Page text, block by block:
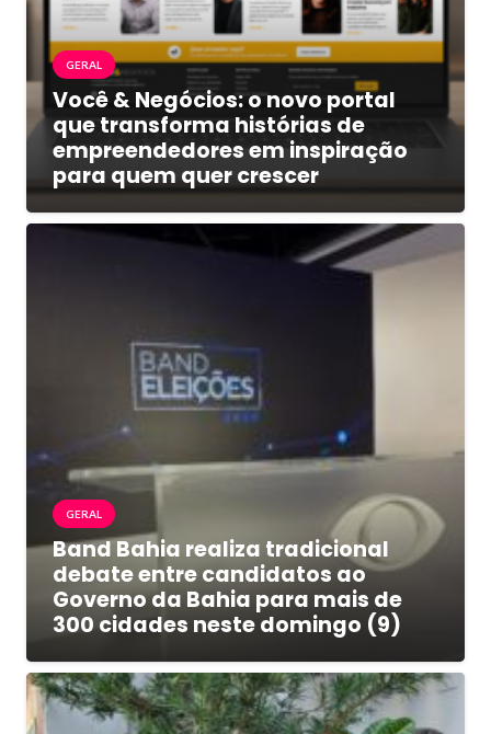
GERAL
Você & Negócios: o novo portal
que transforma histórias de
empreendedores em inspiração
para quem quer crescer
GERAL
Band Bahia realiza tradicional
debate entre candidatos ao
Governo da Bahia para mais de
300 cidades neste domingo (9)